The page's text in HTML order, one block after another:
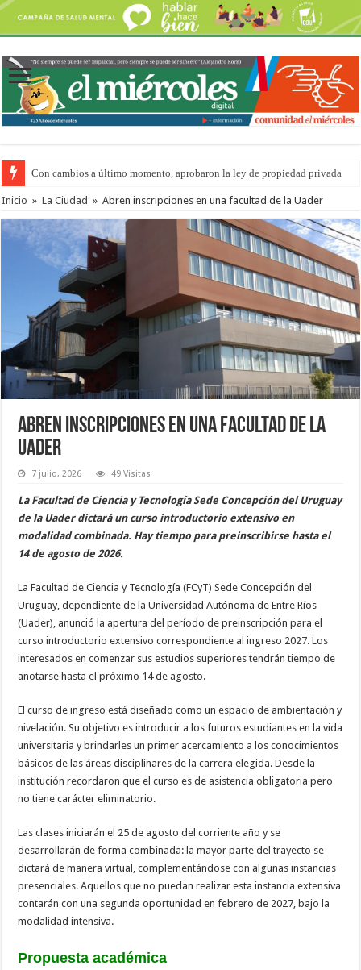
Con cambios a último momento, aprobaron la ley de propiedad privada
Inicio » La Ciudad » Abren inscripciones en una facultad de la Uader
Abren inscripciones en una facultad de la
Uader
7 julio, 2026 49 Visitas
La Facultad de Ciencia y Tecnología Sede Concepción del Uruguay
de la Uader dictará un curso introductorio extensivo en
modalidad combinada. Hay tiempo para preinscribirse hasta el
14 de agosto de 2026.
La Facultad de Ciencia y Tecnología (FCyT) Sede Concepción del
Uruguay, dependiente de la Universidad Autónoma de Entre Ríos
(Uader), anunció la apertura del período de preinscripción para el
curso introductorio extensivo correspondiente al ingreso 2027. Los
interesados en comenzar sus estudios superiores tendrán tiempo de
anotarse hasta el próximo 14 de agosto.
El curso de ingreso está diseñado como un espacio de ambientación y
nivelación. Su objetivo es introducir a los futuros estudiantes en la vida
universitaria y brindarles un primer acercamiento a los conocimientos
básicos de las áreas disciplinares de la carrera elegida. Desde la
institución recordaron que el curso es de asistencia obligatoria pero
no tiene carácter eliminatorio.
Las clases iniciarán el 25 de agosto del corriente año y se
desarrollarán de forma combinada: la mayor parte del trayecto se
dictará de manera virtual, complementándose con algunas instancias
presenciales. Aquellos que no puedan realizar esta instancia extensiva
contarán con una segunda oportunidad en febrero de 2027, bajo la
modalidad intensiva.
Propuesta académica